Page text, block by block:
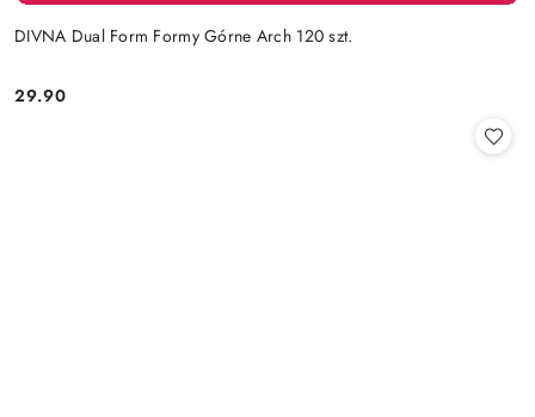
DIVNA Dual Form Formy Górne Arch 120 szt.
Cena:
29.90